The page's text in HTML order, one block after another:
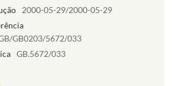
2000-05-29/2000-05-29
GB0203/5672/033
GB.5672/033